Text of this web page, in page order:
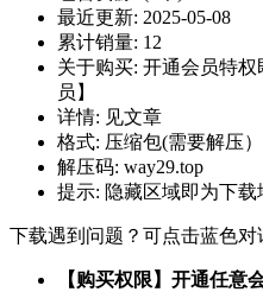
最近更新: 2025-05-08
累计销量: 12
关于购买: 开通会员特权
员】
详情: 见文章
格式: 压缩包(需要解压）
解压码: way29.top
提示: 隐藏区域即为下
下载遇到问题？可点击蓝色对
【购买权限】开通任意